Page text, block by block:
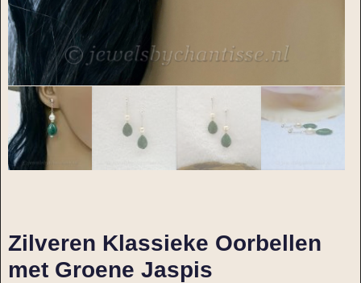
Zilveren Klassieke Oorbellen
met Groene Jaspis